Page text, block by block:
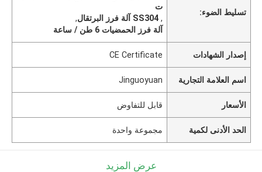
تسليط الضوء:
ت
,SS304 آلة فرز البرتقال
,
آلة فرز الحمضيات 6 طن / ساعة
إصدار الشهادات CE Certificate
اسم العلامة التجارية Jinguoyuan
الأسعار قابل للتفاوض
الحد الأدنى لكمية مجموعة واحدة
عرض المزيد